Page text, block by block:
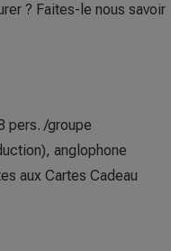
? Faites-le nous savoir
pers. /groupe
anglophone
aux Cartes Cadeau